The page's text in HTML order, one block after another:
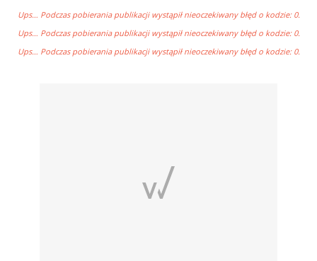
Ups… Podczas pobierania publikacji wystąpił nieoczekiwany błęd o kodzie: 0.
Ups… Podczas pobierania publikacji wystąpił nieoczekiwany błęd o kodzie: 0.
Ups… Podczas pobierania publikacji wystąpił nieoczekiwany błęd o kodzie: 0.